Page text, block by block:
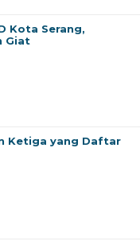
Kota Serang,
Giat
Ketiga yang Daftar